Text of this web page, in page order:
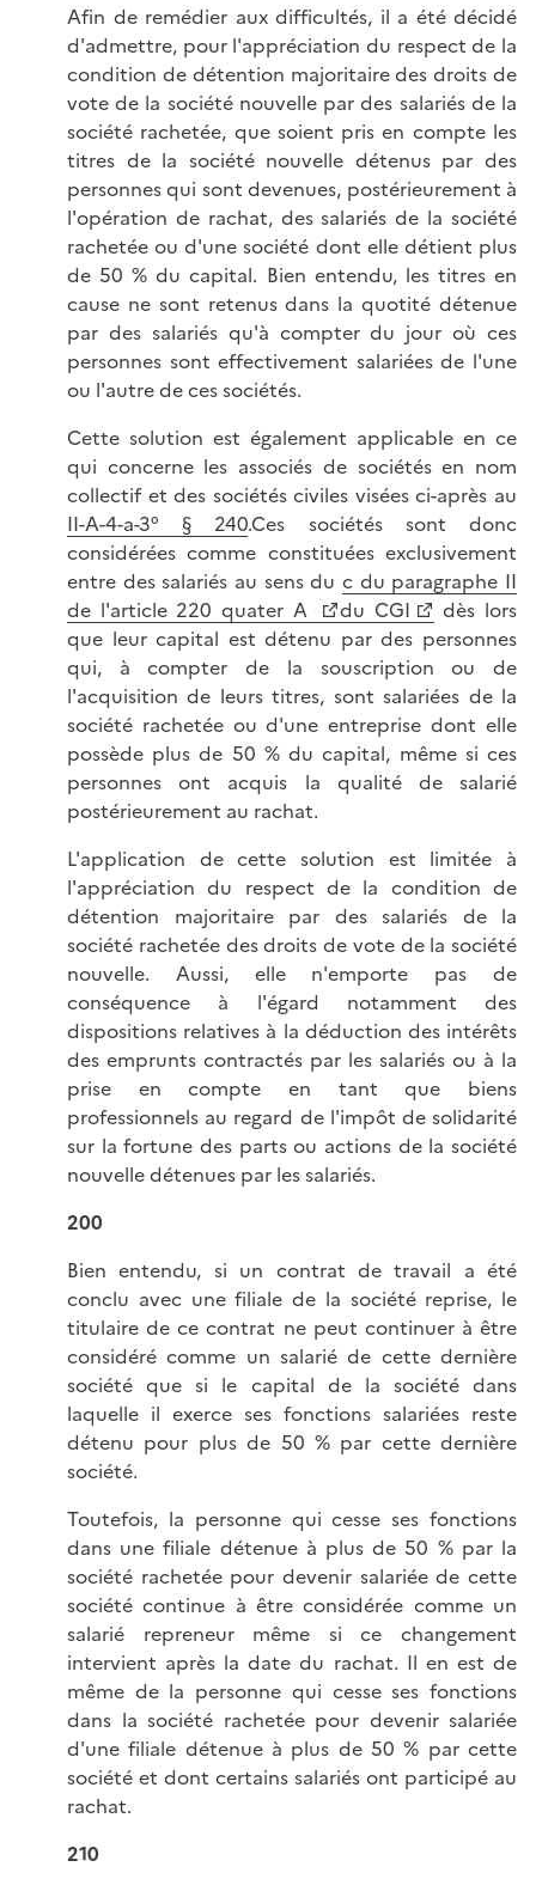
Afin de remédier aux difficultés, il a été décidé
d'admettre, pour l'appréciation du respect de la
condition de détention majoritaire des droits de
vote de la société nouvelle par des salariés de la
société rachetée, que soient pris en compte les
titres de la société nouvelle détenus par des
personnes qui sont devenues, postérieurement à
l'opération de rachat, des salariés de la société
rachetée ou d'une société dont elle détient plus
de 50 % du capital. Bien entendu, les titres en
cause ne sont retenus dans la quotité détenue
par des salariés qu'à compter du jour où ces
personnes sont effectivement salariées de l'une
ou l'autre de ces sociétés.
Cette solution est également applicable en ce
qui concerne les associés de sociétés en nom
collectif et des sociétés civiles visées ci-après au
II-A-4-a-3° § 240.Ces sociétés sont donc
considérées comme constituées exclusivement
entre des salariés au sens du c du paragraphe II
de l'article 220 quater A
du CGI
dès lors
que leur capital est détenu par des personnes
qui, à compter de la souscription ou de
l'acquisition de leurs titres, sont salariées de la
société rachetée ou d'une entreprise dont elle
possède plus de 50 % du capital, même si ces
personnes ont acquis la qualité de salarié
postérieurement au rachat.
L'application de cette solution est limitée à
l'appréciation du respect de la condition de
détention majoritaire par des salariés de la
société rachetée des droits de vote de la société
nouvelle. Aussi, elle n'emporte pas de
conséquence à l'égard notamment des
dispositions relatives à la déduction des intérêts
des emprunts contractés par les salariés ou à la
prise en compte en tant que biens
professionnels au regard de l'impôt de solidarité
sur la fortune des parts ou actions de la société
nouvelle détenues par les salariés.
200
Bien entendu, si un contrat de travail a été
conclu avec une filiale de la société reprise, le
titulaire de ce contrat ne peut continuer à être
considéré comme un salarié de cette dernière
société que si le capital de la société dans
laquelle il exerce ses fonctions salariées reste
détenu pour plus de 50 % par cette dernière
société.
Toutefois, la personne qui cesse ses fonctions
dans une filiale détenue à plus de 50 % par la
société rachetée pour devenir salariée de cette
société continue à être considérée comme un
salarié repreneur même si ce changement
intervient après la date du rachat. Il en est de
même de la personne qui cesse ses fonctions
dans la société rachetée pour devenir salariée
d'une filiale détenue à plus de 50 % par cette
société et dont certains salariés ont participé au
rachat.
210